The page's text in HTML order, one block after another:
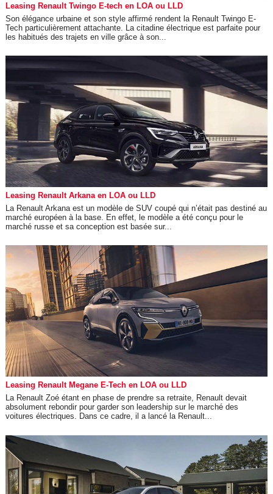
Leasing Renault Twingo E-tech en LOA ou LLD
Son élégance urbaine et son style affirmé rendent la Renault Twingo E-
Tech particulièrement attachante. La citadine électrique est parfaite pour
les habitués des trajets en ville grâce à son...
Leasing Renault Arkana en LOA ou LLD
La Renault Arkana est un modèle de SUV coupé qui n’était pas destiné au
marché européen à la base. En effet, le modèle a été conçu pour le
marché russe et sa conception est basée sur...
Leasing Renault Megane E-Tech en LOA ou LLD
La Renault Zoé étant en phase de prendre sa retraite, Renault devait
absolument rebondir pour garder son leadership sur le marché des
voitures électriques. Dans ce cadre, il a lancé la Renault...